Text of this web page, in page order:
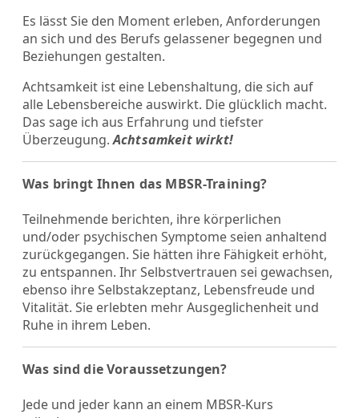
Es lässt Sie den Moment erleben, Anforderungen
an sich und des Berufs gelassener begegnen und
Beziehungen gestalten.
Achtsamkeit ist eine Lebenshaltung, die sich auf
alle Lebensbereiche auswirkt. Die glücklich macht.
Das sage ich aus Erfahrung und tiefster
Überzeugung.Achtsamkeit wirkt!
Was bringt Ihnen das MBSR-Training?
​Teilnehmende berichten, ihre körperlichen
und/oder psychischen Symptome seien anhaltend
zurückgegangen. Sie hätten ihre Fähigkeit erhöht,
zu entspannen. Ihr Selbstvertrauen sei gewachsen,
ebenso ihre Selbstakzeptanz, Lebensfreude und
Vitalität. Sie erlebten mehr Ausgeglichenheit und
Ruhe in ihrem Leben.
Was sind die Voraussetzungen?
Jede und jeder kann an einem MBSR-Kurs